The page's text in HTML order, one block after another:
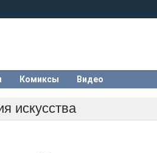
Комиксы Видео
искусства